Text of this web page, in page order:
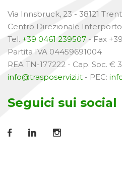
Via Innsbruck, 23 - 38121
Centro Direzionale Interporto
Tel. +39 0461 239507 - Fax
Partita IVA 04459691004
REA TN-177222 - Cap. Soc. €
info@trasposervizi.it - PEC:
Seguici sui social